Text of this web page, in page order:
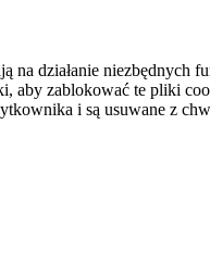
na działanie niezbędnych
aby zablokować te pliki
i są usuwane z